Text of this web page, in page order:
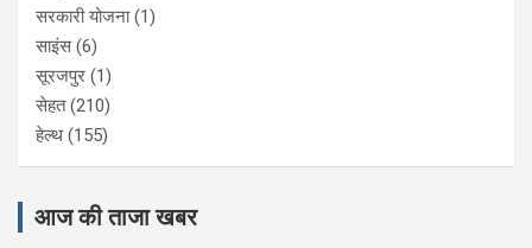
सरकारी योजना(1)
साइंस(6)
सूरजपुर (1)
सेहत(210)
हेल्थ (155)
आज की ताजा खबर